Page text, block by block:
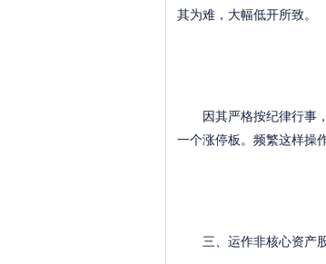
其为难，大幅低开所致。
因其严格按纪律行事，
一个涨停板。频繁这样操
三、运作非核心资产